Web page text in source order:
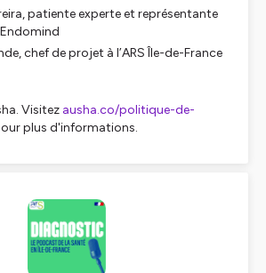
patiente experte et représentante
chef de projet à l’ARS Île-de-France
Visitez ausha.co/politique-de-
plus d'informations.